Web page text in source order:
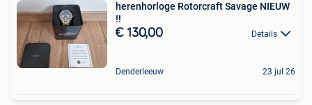
herenhorloge Rotorcraft Savage NIEUW
!!
€ 130,00 Details
Denderleeuw 23 jul 26